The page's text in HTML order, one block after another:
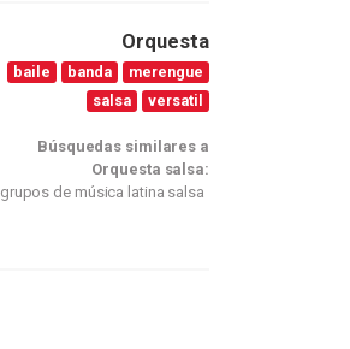
Orquesta
baile banda
merengue
salsa
versatil
Búsquedas similares a
Orquesta salsa:
grupos de música latina salsa